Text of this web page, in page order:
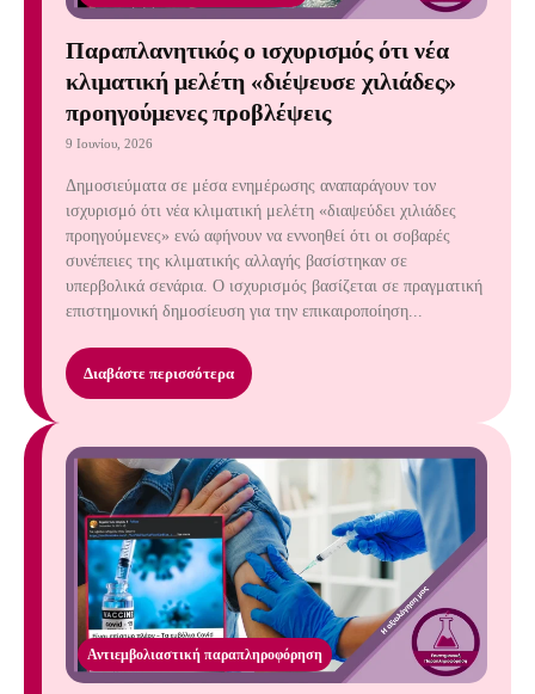
Παραπλανητικός ο ισχυρισμός ότι νέα
κλιματική μελέτη «διέψευσε χιλιάδες»
προηγούμενες προβλέψεις
9 Ιουνίου, 2026
Δημοσιεύματα σε μέσα ενημέρωσης αναπαράγουν τον
ισχυρισμό ότι νέα κλιματική μελέτη «διαψεύδει χιλιάδες
προηγούμενες» ενώ αφήνουν να εννοηθεί ότι οι σοβαρές
συνέπειες της κλιματικής αλλαγής βασίστηκαν σε
υπερβολικά σενάρια. Ο ισχυρισμός βασίζεται σε πραγματική
επιστημονική δημοσίευση για την επικαιροποίηση...
Διαβάστε περισσότερα
Αντιεμβολιαστική παραπληροφόρηση